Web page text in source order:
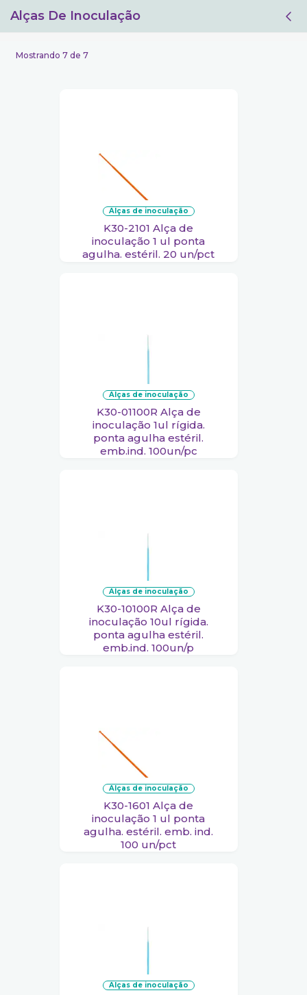
Alças De Inoculação
Mostrando 7 de 7
alças de inoculação
K30-2101 Alça de
inoculação 1 ul ponta
agulha. estéril. 20 un/pct
alças de inoculação
K30-01100R Alça de
inoculação 1ul rígida.
ponta agulha estéril.
emb.ind. 100un/pc
alças de inoculação
K30-10100R Alça de
inoculação 10ul rígida.
ponta agulha estéril.
emb.ind. 100un/p
alças de inoculação
K30-1601 Alça de
inoculação 1 ul ponta
agulha. estéril. emb. ind.
100 un/pct
alças de inoculação